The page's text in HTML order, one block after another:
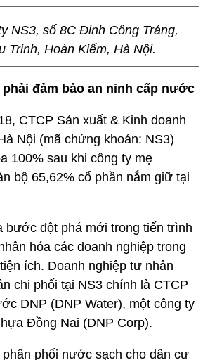
NS3, số 8C Đinh Công Tráng,
Trinh, Hoàn Kiếm, Hà Nội.
đảm bảo an ninh cấp nước
CTCP Sản xuất & Kinh doanh
Nội (mã chứng khoán: NS3)
100% sau khi công ty mẹ
bộ 65,62% cổ phần nắm giữ tại
đột phá mới trong tiến trình
hóa các doanh nghiệp trong
ích. Doanh nghiệp tư nhân
chi phối tại NS3 chính là CTCP
DNP (DNP Water), một công ty
Đồng Nai (DNP Corp).
phân phối nước sạch cho dân cư